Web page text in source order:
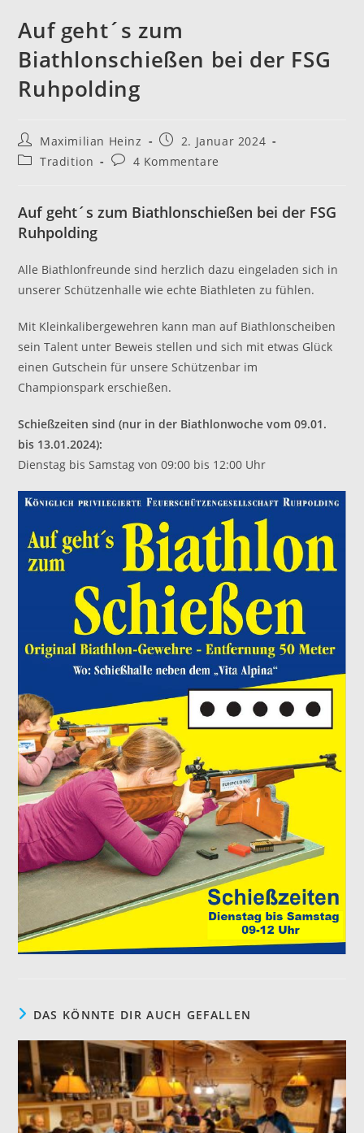
Auf geht´s zum
Biathlonschießen bei der FSG
Ruhpolding
Beitrags-
Autor:
Maximilian Heinz
Beitrag
veröffentlicht:
2. Januar 2024
Beitrags-
Tradition
Beitrags-
4 Kommentare
Auf geht´s zum Biathlonschießen bei der FSG
Ruhpolding
Alle Biathlonfreunde sind herzlich dazu eingeladen sich in
unserer Schützenhalle wie echte Biathleten zu fühlen.
Mit Kleinkalibergewehren kann man auf Biathlonscheiben
sein Talent unter Beweis stellen und sich mit etwas Glück
einen Gutschein für unsere Schützenbar im
Championspark erschießen.
Schießzeiten sind (nur in der Biathlonwoche vom 09.01.
bis 13.01.2024):
Dienstag bis Samstag von 09:00 bis 12:00 Uhr
DAS KÖNNTE DIR AUCH GEFALLEN